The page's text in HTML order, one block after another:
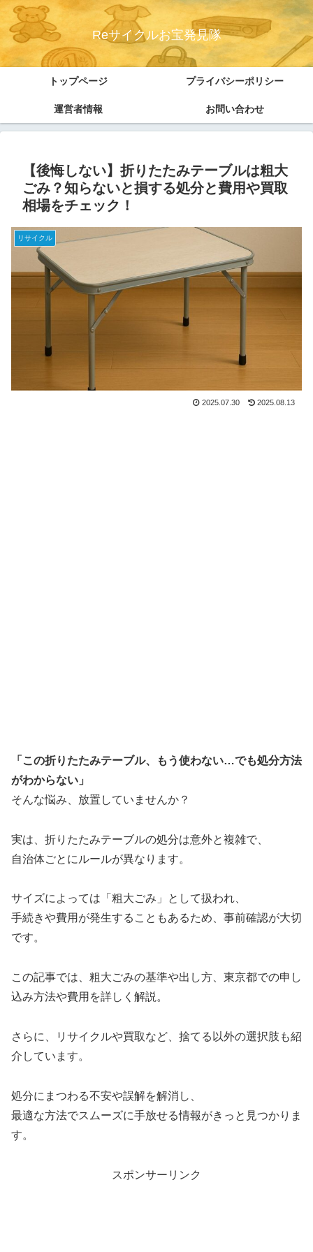
Reサイクルお宝発見隊
トップページ プライバシーポリシー
運営者情報 お問い合わせ
【後悔しない】折りたたみテーブルは粗大
ごみ？知らないと損する処分と費用や買取
相場をチェック！
リサイクル
2025.07.30 2025.08.13
「この折りたたみテーブル、もう使わない…でも処分方法
がわからない」
そんな悩み、放置していませんか？
実は、折りたたみテーブルの処分は意外と複雑で、
自治体ごとにルールが異なります。
サイズによっては「粗大ごみ」として扱われ、
手続きや費用が発生することもあるため、事前確認が大切
です。
この記事では、粗大ごみの基準や出し方、東京都での申し
込み方法や費用を詳しく解説。
さらに、リサイクルや買取など、捨てる以外の選択肢も紹
介しています。
処分にまつわる不安や誤解を解消し、
最適な方法でスムーズに手放せる情報がきっと見つかりま
す。
スポンサーリンク